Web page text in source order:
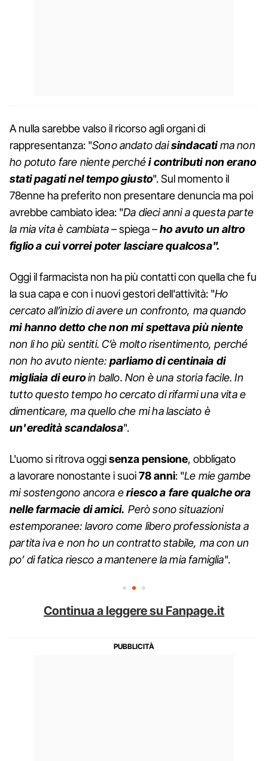
A nulla sarebbe valso il ricorso agli organi di
rappresentanza: "Sono andato daisindacatima non
ho potuto fare niente perchéi contributi non erano
stati pagati nel tempo giusto". Sul momento il
78enne ha preferito non presentare denuncia ma poi
avrebbe cambiato idea: "Da dieci anni a questa parte
la mia vita è cambiata– spiega –ho avuto un altro
figlio a cui vorrei poter lasciare qualcosa".
Oggi il farmacista non ha più contatti con quella che fu
la sua capa e con i nuovi gestori dell'attività: "Ho
cercato all’inizio di avere un confronto, ma quando
mi hanno detto che non mi spettava più niente
non li ho più sentiti. C’è molto risentimento, perché
non ho avuto niente: parliamo di centinaia di
migliaia di euroin ballo. Non è una storia facile. In
tutto questo tempo ho cercato di rifarmi una vita e
dimenticare, ma quello che mi ha lasciato è
un'eredità scandalosa".
L'uomo si ritrova oggisenza pensione, obbligato
a lavorare nonostante i suoi78 anni: "Le mie gambe
mi sostengono ancora eriesco a fare qualche ora
nelle farmacie di amici. Però sono situazioni
estemporanee: lavoro come libero professionista a
partita iva e non ho un contratto stabile, ma con un
po’ di fatica riesco a mantenere la mia famiglia".
Continua a leggere su Fanpage.it